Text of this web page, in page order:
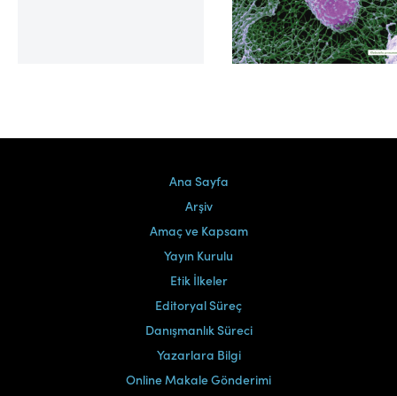
Cilt 39, Sayı 2
Ana Sayfa
Arşiv
Amaç ve Kapsam
Yayın Kurulu
Etik İlkeler
Editoryal Süreç
Danışmanlık Süreci
Yazarlara Bilgi
Online Makale Gönderimi